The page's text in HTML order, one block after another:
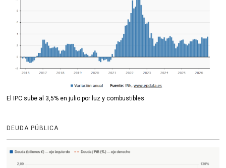
El IPC sube al 3,5% en julio por luz y combustibles
DEUDA PÚBLICA